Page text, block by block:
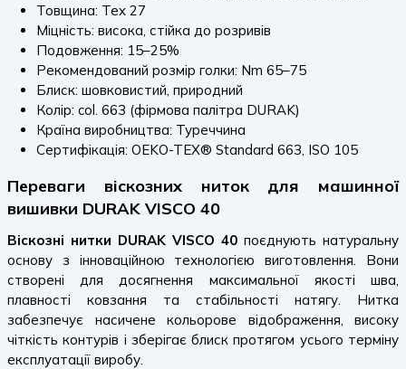
Товщина: Tex 27
Міцність: висока, стійка до розривів
Подовження: 15–25%
Рекомендований розмір голки: Nm 65–75
Блиск: шовковистий, природний
Колір: col. 663 (фірмова палітра DURAK)
Країна виробництва: Туреччина
Сертифікація: OEKO-TEX® Standard 663, ISO 105
Переваги віскозних ниток для машинної
вишивки DURAK VISCO 40
Віскозні нитки DURAK VISCO 40 поєднують натуральну
основу з інноваційною технологією виготовлення. Вони
створені для досягнення максимальної якості шва,
плавності ковзання та стабільності натягу. Нитка
забезпечує насичене кольорове відображення, високу
чіткість контурів і зберігає блиск протягом усього терміну
експлуатації виробу.